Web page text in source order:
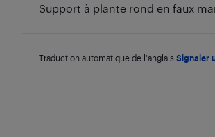
Support à plante rond en faux
Traduction automatique de l'anglais. Signaler